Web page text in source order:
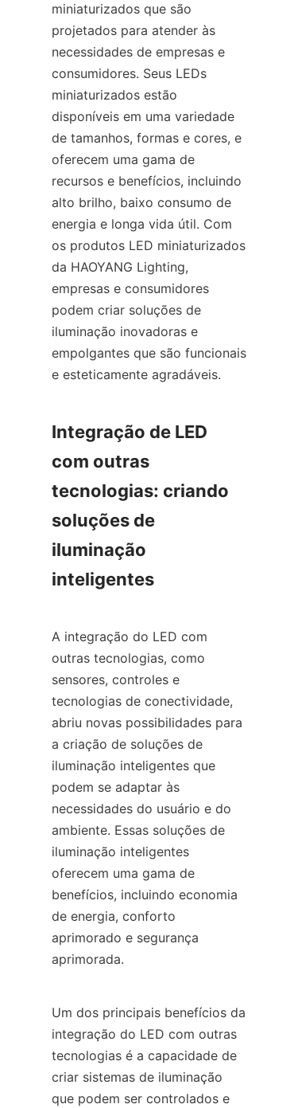
miniaturizados que são
projetados para atender às
necessidades de empresas e
consumidores. Seus LEDs
miniaturizados estão
disponíveis em uma variedade
de tamanhos, formas e cores, e
oferecem uma gama de
recursos e benefícios, incluindo
alto brilho, baixo consumo de
energia e longa vida útil. Com
os produtos LED miniaturizados
da HAOYANG Lighting,
empresas e consumidores
podem criar soluções de
iluminação inovadoras e
empolgantes que são funcionais
e esteticamente agradáveis.
Integração de LED
com outras
tecnologias: criando
soluções de
iluminação
inteligentes
A integração do LED com
outras tecnologias, como
sensores, controles e
tecnologias de conectividade,
abriu novas possibilidades para
a criação de soluções de
iluminação inteligentes que
podem se adaptar às
necessidades do usuário e do
ambiente. Essas soluções de
iluminação inteligentes
oferecem uma gama de
benefícios, incluindo economia
de energia, conforto
aprimorado e segurança
aprimorada.
Um dos principais benefícios da
integração do LED com outras
tecnologias é a capacidade de
criar sistemas de iluminação
que podem ser controlados e